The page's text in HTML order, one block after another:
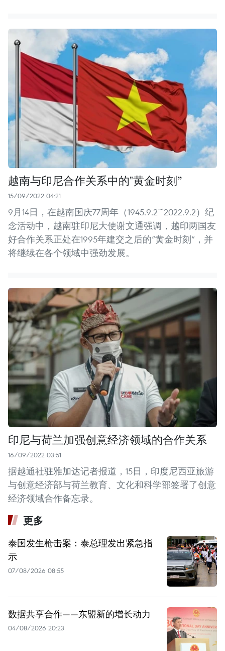
越南与印尼合作关系中的"黄金时刻”
15/09/2022 04:21
9月14日，在越南国庆77周年（1945.9.2~2022.9.2）纪
念活动中，越南驻印尼大使谢文通强调，越印两国友
好合作关系正处在1995年建交之后的“黄金时刻”，并
将继续在各个领域中强劲发展。
印尼与荷兰加强创意经济领域的合作关系
16/09/2022 03:51
据越通社驻雅加达记者报道，15日，印度尼西亚旅游
与创意经济部与荷兰教育、文化和科学部签署了创意
经济领域合作备忘录。
更多
泰国发生枪击案：泰总理发出紧急指
示
07/08/2026 08:55
数据共享合作——东盟新的增长动力
04/08/2026 20:23